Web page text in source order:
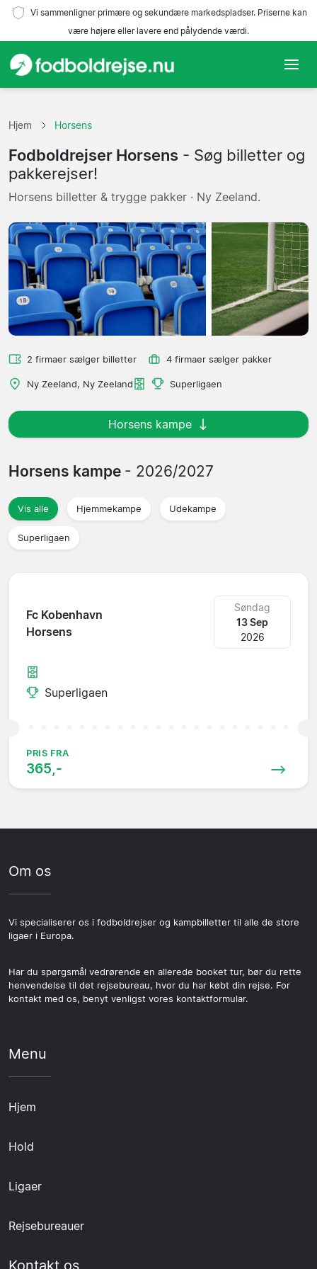
Vi sammenligner primære og sekundære markedspladser. Priserne kan
være højere eller lavere end pålydende værdi.
Hold
Ligaer
Rejsebureauer
Hjem Horsens
Fodboldrejser Horsens - Søg billetter og
pakkerejser!
Horsens billetter & trygge pakker · Ny Zeeland.
2 firmaer sælger billetter 4 firmaer sælger pakker
Ny Zeeland, Ny Zeeland Superligaen
Horsens kampe
Horsens kampe - 2026/2027
Vis alle Hjemmekampe Udekampe
Superligaen
Fc Kobenhavn
Horsens
Søndag
13 Sep
2026
Superligaen
PRIS FRA
365,-
Om os
Vi specialiserer os i fodboldrejser og kampbilletter til alle de store
ligaer i Europa.
Har du spørgsmål vedrørende en allerede booket tur, bør du rette
henvendelse til det rejsebureau, hvor du har købt din rejse. For
kontakt med os, benyt venligst vores kontaktformular.
Menu
Hjem
Hold
Ligaer
Rejsebureauer
Kontakt os